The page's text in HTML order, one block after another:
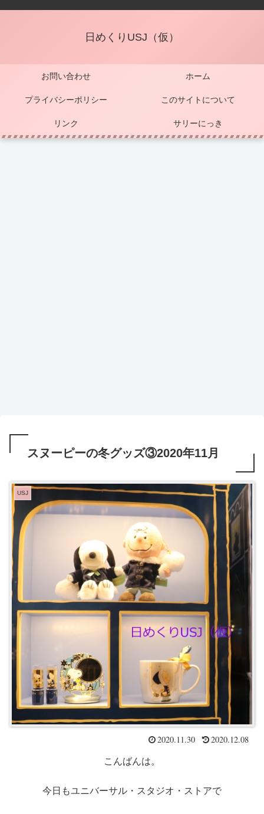
日めくりUSJ（仮）
お問い合わせ ホーム
プライバシーポリシー このサイトについて
リンク サリーにっき
スヌーピーの冬グッズ③2020年11月
USJ
2020.11.30 2020.12.08
こんばんは。
今日もユニバーサル・スタジオ・ストアで